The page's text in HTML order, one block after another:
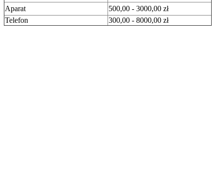
Aparat
500,00 - 3000,00 zł
Telefon
300,00 - 8000,00 zł